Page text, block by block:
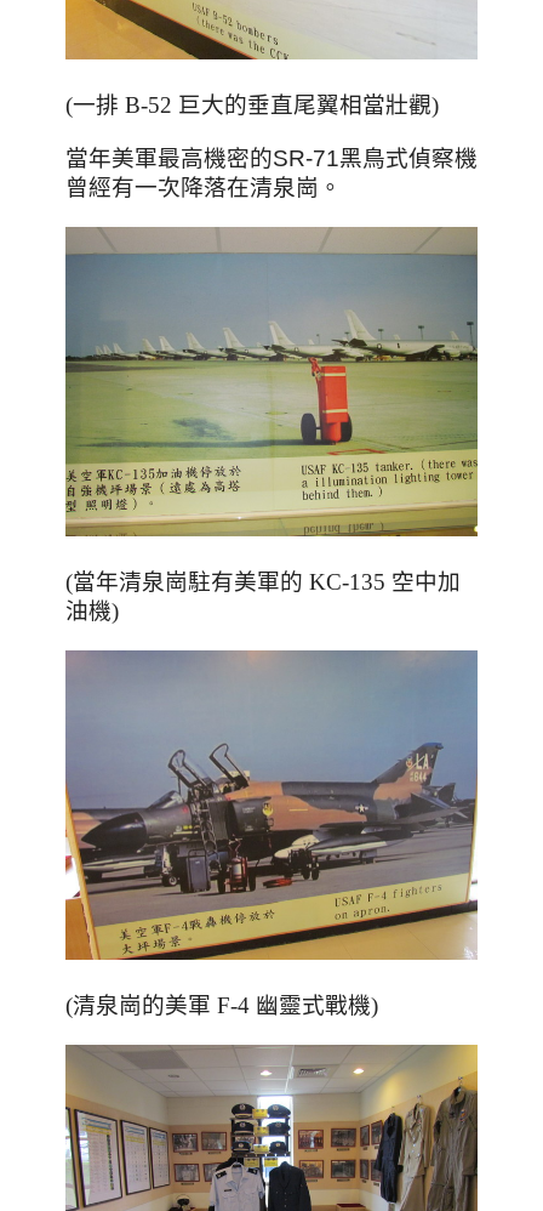
(一排 B-52 巨大的垂直尾翼相當壯觀)
當年美軍最高機密的SR-71黑鳥式偵察機
曾經有一次降落在清泉崗。
(當年清泉崗駐有美軍的 KC-135 空中加
油機)
(清泉崗的美軍 F-4 幽靈式戰機)